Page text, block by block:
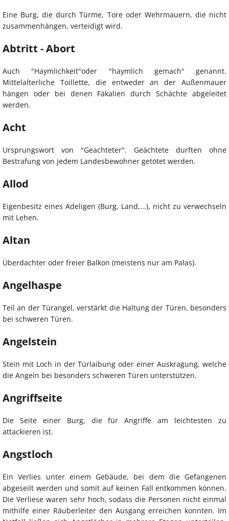
Eine Burg, die durch Türme, Tore oder Wehrmauern, die nicht
zusammenhängen, verteidigt wird.
Abtritt - Abort
Auch "Haymlichkeit"oder "haymlich gemach" genannt.
Mittelalterliche Toillette, die entweder an der Außenmauer
hängen oder bei denen Fäkalien durch Schächte abgeleitet
werden.
Acht
Ursprungswort von "Geachteter". Geächtete durften ohne
Bestrafung von jedem Landesbewohner getötet werden.
Allod
Eigenbesitz eines Adeligen (Burg, Land,...), nicht zu verwechseln
mit Lehen.
Altan
Überdachter oder freier Balkon (meistens nur am Palas).
Angelhaspe
Teil an der Türangel, verstärkt die Haltung der Türen, besonders
bei schweren Türen.
Angelstein
Stein mit Loch in der Türlaibung oder einer Auskragung, welche
die Angeln bei besonders schweren Türen unterstützen.
Angriffseite
Die Seite einer Burg, die für Angriffe am leichtesten zu
attackieren ist.
Angstloch
Ein Verlies unter einem Gebäude, bei dem die Gefangenen
abgeseilt werden und somit auf keinen Fall entkommen können.
Die Verliese waren sehr hoch, sodass die Personen nicht einmal
mithilfe einer Räuberleiter den Ausgang erreichen konnten. Im